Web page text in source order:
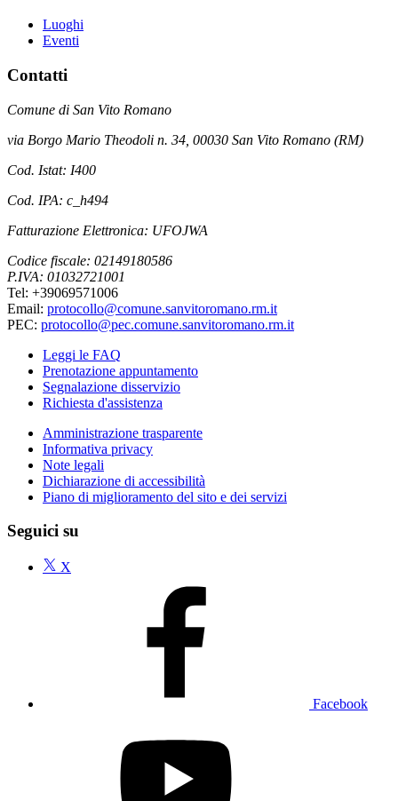
Luoghi
Eventi
Contatti
Comune di San Vito Romano
via Borgo Mario Theodoli n. 34, 00030 San Vito Romano (RM)
Cod. Istat: I400
Cod. IPA: c_h494
Fatturazione Elettronica: UFOJWA
Codice fiscale: 02149180586
P.IVA: 01032721001
Tel: +39069571006
Email: protocollo@comune.sanvitoromano.rm.it
PEC: protocollo@pec.comune.sanvitoromano.rm.it
Leggi le FAQ
Prenotazione appuntamento
Segnalazione disservizio
Richiesta d'assistenza
Amministrazione trasparente
Informativa privacy
Note legali
Dichiarazione di accessibilità
Piano di miglioramento del sito e dei servizi
Seguici su
X
Facebook